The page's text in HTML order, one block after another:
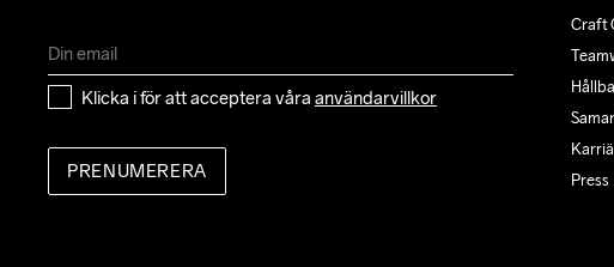
Klicka i för att acceptera våra användarvillkor
PRENUMERERA
Craft
Press